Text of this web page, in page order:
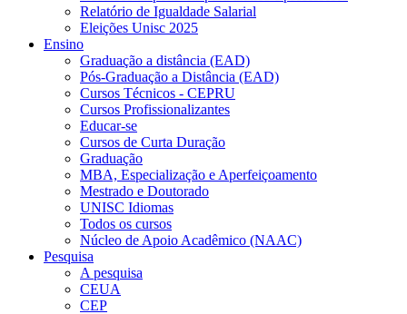
Relatório de Igualdade Salarial
Eleições Unisc 2025
Ensino
Graduação a distância (EAD)
Pós-Graduação a Distância (EAD)
Cursos Técnicos - CEPRU
Cursos Profissionalizantes
Educar-se
Cursos de Curta Duração
Graduação
MBA, Especialização e Aperfeiçoamento
Mestrado e Doutorado
UNISC Idiomas
Todos os cursos
Núcleo de Apoio Acadêmico (NAAC)
Pesquisa
A pesquisa
CEUA
CEP